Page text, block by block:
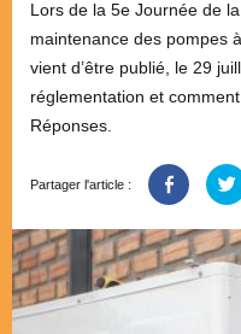
Lors de la 5e Journée de
maintenance des pompes
vient d’être publié, le 29
réglementation et
Réponses.
Partager l'article :